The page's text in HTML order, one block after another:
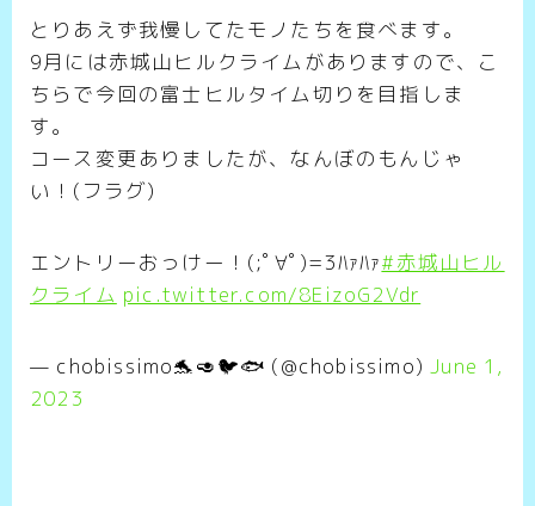
とりあえず我慢してたモノたちを食べます。
9月には赤城山ヒルクライムがありますので、こ
ちらで今回の富士ヒルタイム切りを目指しま
す。
コース変更ありましたが、なんぼのもんじゃ
い！(フラグ)
エントリーおっけー！(;ﾟ∀ﾟ)=3ﾊｧﾊｧ#赤城山ヒル
クライム pic.twitter.com/8EizoG2Vdr
— chobissimo🐬🥑🐦🐟 (@chobissimo)June 1,
2023